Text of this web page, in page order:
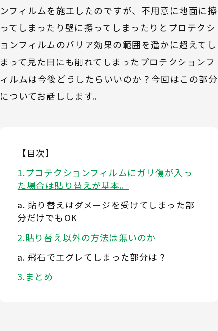
ンフィルムを施工したのですが、不用意に地面に擦
ってしまったり壁に擦ってしまったりとプロテクシ
ョンフィルムのバリア効果の範囲を遥かに超えてし
まって見た目にも削れてしまったプロテクションフ
ィルムは今後どうしたらいいのか？今回はこの部分
についてお話しします。
【目次】
プロテクションフィルムにガリ傷が入っ
た場合は貼り替えが基本。
貼り替えはダメージを受けてしまった部
分だけでもOK
貼り替え以外の方法は無いのか
飛石でエグレてしまった部分は？
まとめ